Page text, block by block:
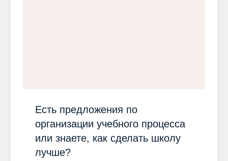
Есть предложения по
организации учебного процесса
или знаете, как сделать школу
лучше?